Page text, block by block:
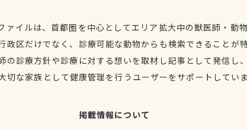
ァイルは、首都圏を中心としてエリア拡大中の獣医師・動
政区だけでなく、診療可能な動物からも検索できることが
の診療方針や診療に対する想いを取材し記事として発信し
切な家族として健康管理を行うユーザーをサポートしてい
掲載情報について